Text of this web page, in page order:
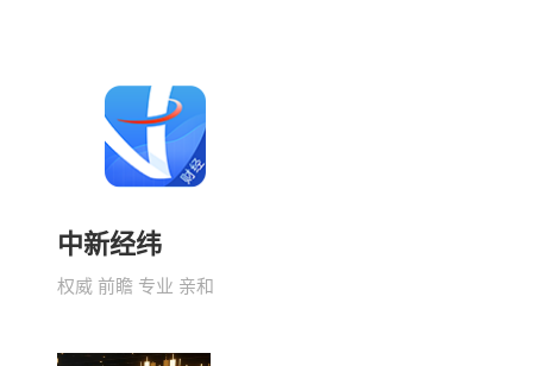
中新经纬
权威 前瞻 专业 亲和